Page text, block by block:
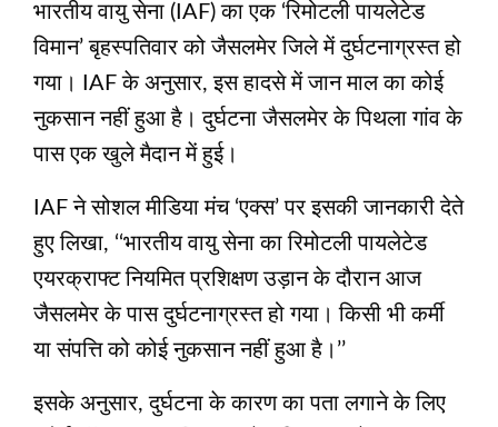
भारतीय वायु सेना (IAF) का एक ‘रिमोटली पायलेटेड
विमान’ बृहस्पतिवार को जैसलमेर जिले में दुर्घटनाग्रस्त हो
गया। IAF के अनुसार, इस हादसे में जान माल का कोई
नुकसान नहीं हुआ है। दुर्घटना जैसलमेर के पिथला गांव के
पास एक खुले मैदान में हुई।
IAF ने सोशल मीडिया मंच ‘एक्स’ पर इसकी जानकारी देते
हुए लिखा, ‘‘भारतीय वायु सेना का रिमोटली पायलेटेड
एयरक्राफ्ट नियमित प्रशिक्षण उड़ान के दौरान आज
जैसलमेर के पास दुर्घटनाग्रस्त हो गया। किसी भी कर्मी
या संपत्ति को कोई नुकसान नहीं हुआ है।’’
इसके अनुसार, दुर्घटना के कारण का पता लगाने के लिए